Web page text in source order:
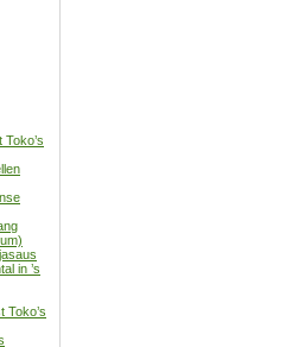
Toko’s
in ’s
Toko’s